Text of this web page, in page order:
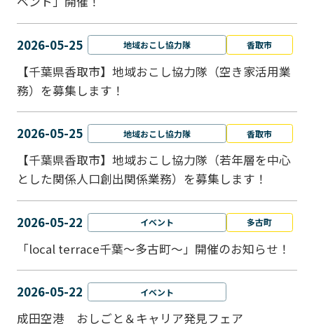
2026-05-25 地域おこし協力隊 香取市
【千葉県香取市】地域おこし協力隊（空き家活用業
務）を募集します！
2026-05-25 地域おこし協力隊 香取市
【千葉県香取市】地域おこし協力隊（若年層を中心
とした関係人口創出関係業務）を募集します！
2026-05-22 イベント 多古町
「local terrace千葉～多古町～」開催のお知らせ！
2026-05-22 イベント
成田空港 おしごと＆キャリア発見フェア